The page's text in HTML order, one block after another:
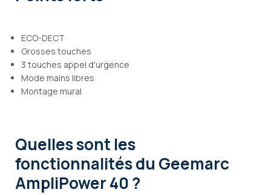
ECO-DECT
Grosses touches
3 touches appel d'urgence
Mode mains libres
Montage mural
Quelles sont les
fonctionnalitésdu Geemarc
AmpliPower 40 ?